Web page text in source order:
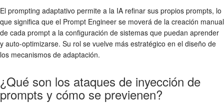
El prompting adaptativo permite a la IA refinar sus propios prompts, lo
que significa que el Prompt Engineer se moverá de la creación manual
de cada prompt a la configuración de sistemas que puedan aprender
y auto-optimizarse. Su rol se vuelve más estratégico en el diseño de
los mecanismos de adaptación.
¿Qué son los ataques de inyección de
prompts y cómo se previenen?